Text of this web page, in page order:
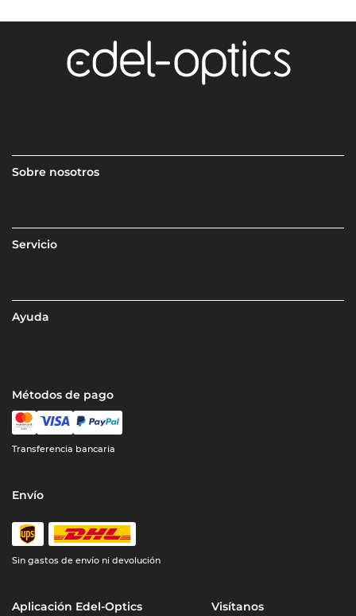
Sobre nosotros
Servicio
Ayuda
Métodos de pago
Transferencia bancaria
Envío
Sin gastos de envío ni devolución
Aplicación Edel-Optics Visítanos